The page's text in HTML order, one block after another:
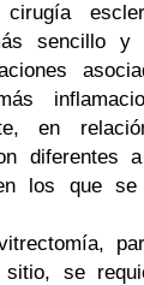
cirugía
sencillo
en
diferentes
los que
se